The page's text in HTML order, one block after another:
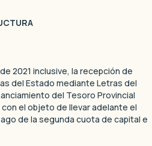
2021 inclusive, la recepción de
del Estado mediante Letras del
del Tesoro Provincial
con el objeto de llevar adelante el
de la segunda cuota de capital e